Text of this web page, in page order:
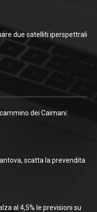
due satelliti iperspettrali
dei Caimani:
scatta la prevendita
al 4,5% le previsioni su